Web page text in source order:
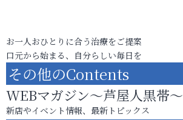
お一人おひとりに合う治療をご提案
口元から始まる、自分らしい毎日を
その他のContents
WEBマガジン～芦屋人黒帯～
新店やイベント情報、最新トピックス